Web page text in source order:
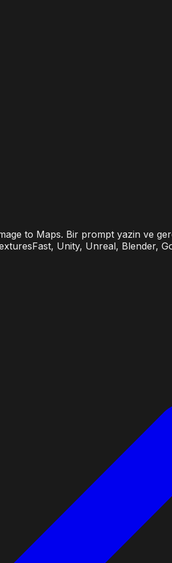
to Maps. Bir prompt yazin ve
Unity, Unreal, Blender,